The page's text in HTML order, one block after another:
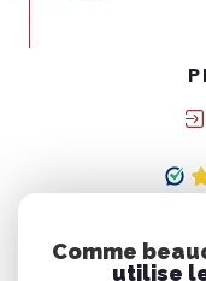
Comme
utilise